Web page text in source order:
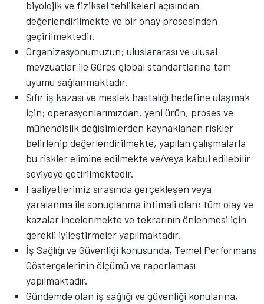
biyolojik ve fiziksel tehlikeleri açısından
değerlendirilmekte ve bir onay prosesinden
geçirilmektedir.
Organizasyonumuzun; uluslararası ve ulusal
mevzuatlar ile Güres global standartlarına tam
uyumu sağlanmaktadır.
Sıfır iş kazası ve meslek hastalığı hedefine ulaşmak
için; operasyonlarımızdan, yeni ürün, proses ve
mühendislik değişimlerden kaynaklanan riskler
belirlenip değerlendirilmekte, yapılan çalışmalarla
bu riskler elimine edilmekte ve/veya kabul edilebilir
seviyeye getirilmektedir.
Faaliyetlerimiz sırasında gerçekleşen veya
yaralanma ile sonuçlanma ihtimali olan; tüm olay ve
kazalar incelenmekte ve tekrarının önlenmesi için
gerekli iyileştirmeler yapılmaktadır.
İş Sağlığı ve Güvenliği konusunda, Temel Performans
Göstergelerinin ölçümü ve raporlaması
yapılmaktadır.
Gündemde olan iş sağlığı ve güvenliği konularına,